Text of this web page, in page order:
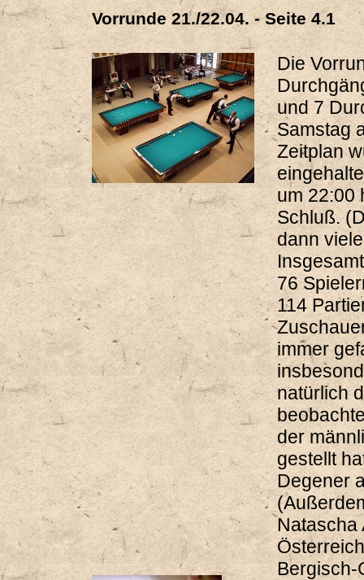
Vorrunde 21./22.04. - Seite 4.1
Die
und 7
Samstag
Zeitplan
um 22:00
Schluß.
dann
76
114
immer
natürlich
der
gestellt
Degener
Natascha
Bergisch-